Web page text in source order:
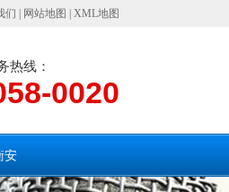
们 网站地图 XML地图
热线：
0020
安